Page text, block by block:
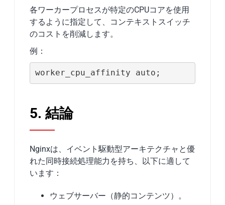
各ワーカープロセスが特定のCPUコアを使用
するように指定して、コンテキストスイッチ
のコストを削減します。
例：
worker_cpu_affinity auto;
5. 結論
Nginxは、イベント駆動型アーキテクチャと優
れた同時接続処理能力を持ち、以下に適して
います：
ウェブサーバー（静的コンテンツ）。